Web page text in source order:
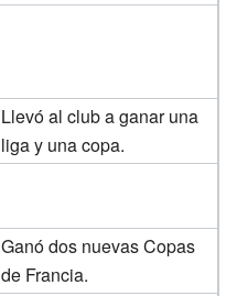
Llevó al club a ganar una
liga y una copa.
Ganó dos nuevas Copas
de Francia.